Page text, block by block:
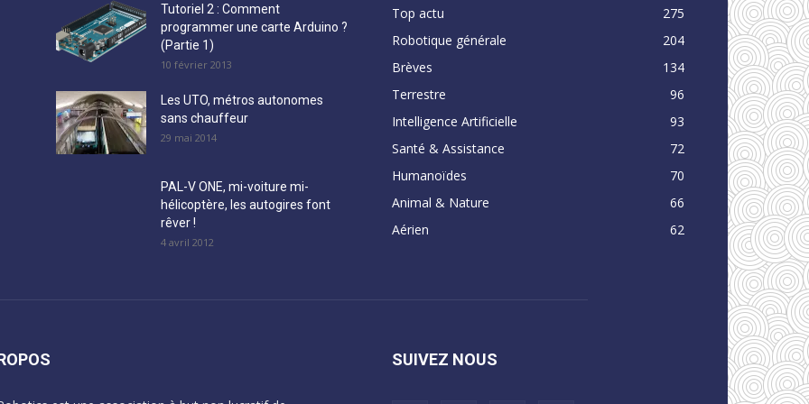
Tutoriel 2 : Comment
programmer une carte Arduino ?
(Partie 1)
10 février 2013
Les UTO, métros autonomes
sans chauffeur
29 mai 2014
PAL-V ONE, mi-voiture mi-
hélicoptère, les autogires font
rêver !
4 avril 2012
Top actu
275
Robotique générale
204
Brèves
134
Terrestre
96
Intelligence Artificielle
93
Santé & Assistance
72
Humanoïdes
70
Animal & Nature
66
Aérien
62
SUIVEZ NOUS